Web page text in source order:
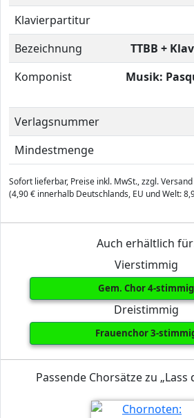
Klavierpartitur
Bezeichnung
TTBB +
Komponist
Musik:
Verlagsnummer
Mindestmenge
Sofort lieferbar, Preise inkl. MwSt., zzgl.
(4,90 € innerhalb Deutschlands, EU und Welt:
Auch erhältlich
Vierstimmig
Gem. Chor 4-stimmig
Dreistimmig
Frauenchor 3-
Passende Chorsätze zu „Lass